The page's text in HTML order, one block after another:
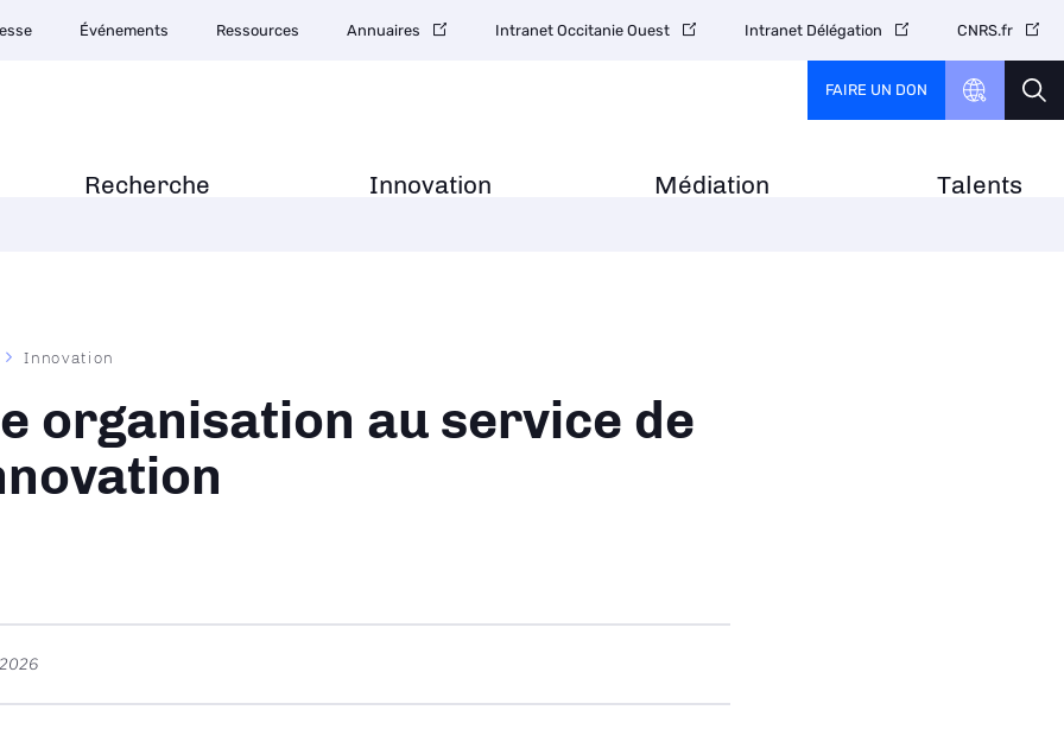
Recherche Innovation Médiation Talents
Événements Ressources Annuaires Intranet Occitanie Ouest Intranet Délégation CNRS.fr
FAIRE UN DON
Innovation
organisation au service de